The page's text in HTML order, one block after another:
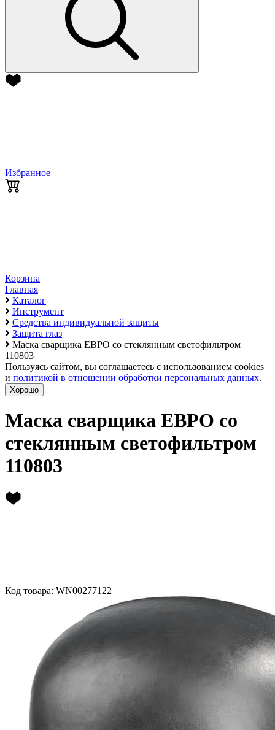
Избранное
Корзина
Главная
Каталог
Инструмент
Средства индивидуальной защиты
Защита глаз
Маска сварщика ЕВРО со стеклянным светофильтром
110803
Пользуясь сайтом, вы соглашаетесь с использованием cookies
и политикой в отношении обработки персональных данных.
Хорошо
Маска сварщика ЕВРО со
стеклянным светофильтром
110803
Код товара: WN00277122